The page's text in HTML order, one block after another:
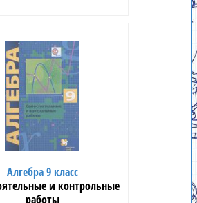
Алгебра 9 класс
и контрольные
работы